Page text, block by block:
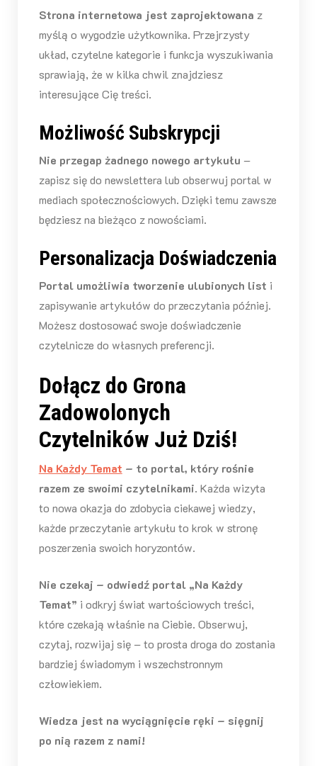
Strona internetowa jest zaprojektowana z
myślą o wygodzie użytkownika. Przejrzysty
układ, czytelne kategorie i funkcja wyszukiwania
sprawiają, że w kilka chwil znajdziesz
interesujące Cię treści.
Możliwość Subskrypcji
Nie przegap żadnego nowego artykułu –
zapisz się do newslettera lub obserwuj portal w
mediach społecznościowych. Dzięki temu zawsze
będziesz na bieżąco z nowościami.
Personalizacja Doświadczenia
Portal umożliwia tworzenie ulubionych list i
zapisywanie artykułów do przeczytania później.
Możesz dostosować swoje doświadczenie
czytelnicze do własnych preferencji.
Dołącz do Grona
Zadowolonych
Czytelników Już Dziś!
Na Każdy Temat – to portal, który rośnie
razem ze swoimi czytelnikami. Każda wizyta
to nowa okazja do zdobycia ciekawej wiedzy,
każde przeczytanie artykułu to krok w stronę
poszerzenia swoich horyzontów.
Nie czekaj – odwiedź portal „Na Każdy
Temat” i odkryj świat wartościowych treści,
które czekają właśnie na Ciebie. Obserwuj,
czytaj, rozwijaj się – to prosta droga do zostania
bardziej świadomym i wszechstronnym
człowiekiem.
Wiedza jest na wyciągnięcie ręki – sięgnij
po nią razem z nami!